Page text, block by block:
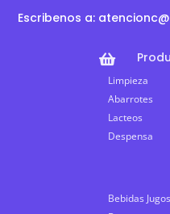
Escribenos a:

Limpieza
Abarrotes
Lacteos
Despensa
Bebidas